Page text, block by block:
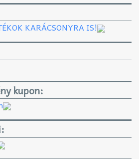
KARÁCSONYRA IS!
kupon: